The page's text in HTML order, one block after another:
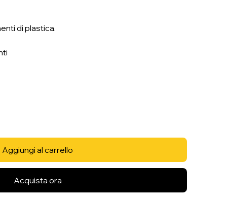
di plastica.
Aggiungi al carrello
Acquista ora